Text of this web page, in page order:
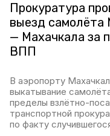
Прокуратура
выезд самолёта
— Махачкала за
ВПП
В аэропорту
выкатывание
пределы взлётно-
транспортной
по факту